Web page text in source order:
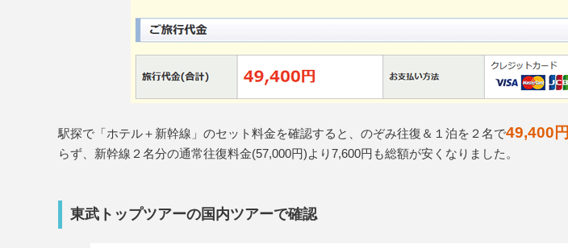
駅探で「ホテル＋新幹線」のセット料金を確認すると、のぞみ往復＆１泊を２名で49,400円
らず、新幹線２名分の通常往復料金(57,000円)より7,600円も総額が安くなりました。
東武トップツアーの国内ツアーで確認